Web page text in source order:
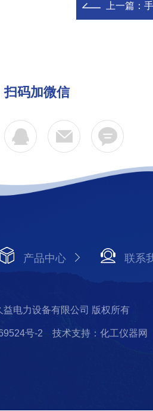
上一篇：
扫码加微信
产品中心 联系
电力设备有限公司 版权所有
号-2
技术支持：化工仪器网